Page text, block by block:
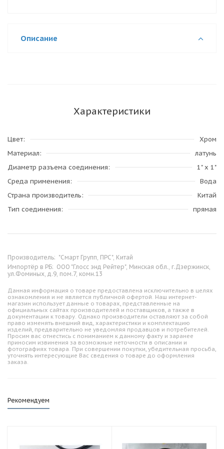
Описание
Характеристики
Цвет
Хром
Материал
латунь
Диаметр разъема соединения
1" x 1"
Среда применения
Вода
Страна производитель
Китай
Тип соединения
прямая
Производитель: "Смарт Групп, ПРС", Китай
Импортёр в РБ: ООО "Глосс энд Рейтер", Минская обл., г.Дзержинск,
ул.Фоминых, д.9, пом.7, комн.13
Данная информация о товаре предоставлена исключительно в целях
ознакомления и не является публичной офертой. Наш интернет-
магазин использует данные о товарах, представленные на
официальных сайтах производителей и поставщиков, а также в
документации к товару. Однако производители оставляют за собой
право изменять внешний вид, характеристики и комплектацию
изделий, предварительно не уведомляя продавцов и потребителей.
Просим вас отнестись с пониманием к данному факту и заранее
приносим извинения за возможные неточности в описании и
фотографиях товара. При совершении покупки, убедительная просьба,
уточнять интересующие Вас сведения о товаре до оформления
заказа.
Рекомендуем